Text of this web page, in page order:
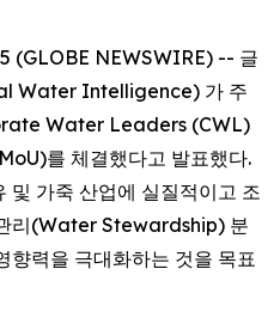
(GLOBE NEWSWIRE) -- 글
Water Intelligence) 가 주
Water Leaders (CWL)
를 체결했다고 발표했다.
및 가죽 산업에 실질적이고 조
리(Water Stewardship) 분
향력을 극대화하는 것을 목표